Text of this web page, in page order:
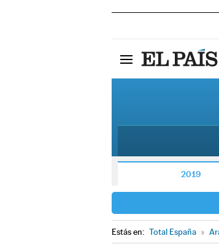
2019
Estás en: Total España »